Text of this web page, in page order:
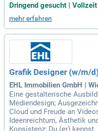
Dringend gesucht | Vollzeit
mehr erfahren
Grafik Designer (w/m/d)
EHL Immobilien GmbH |
Eine gestalterische
Mediendesign;
Cloud und Freude an
Ideenreichtum, Ästhetik
Konsistenz; Du (er) kennst